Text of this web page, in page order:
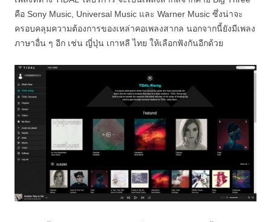
คือ Sony Music, Universal Music และ Warner Music ซึ่งน่าจะ
ครอบคลุมความต้องการของเหล่าคอเพลงสากล นอกจากนี้ยังมีเพลง
ภาษาอื่น ๆ อีก เช่น ญี่ปุ่น เกาหลี ไทย ให้เลือกฟังกันอีกด้วย